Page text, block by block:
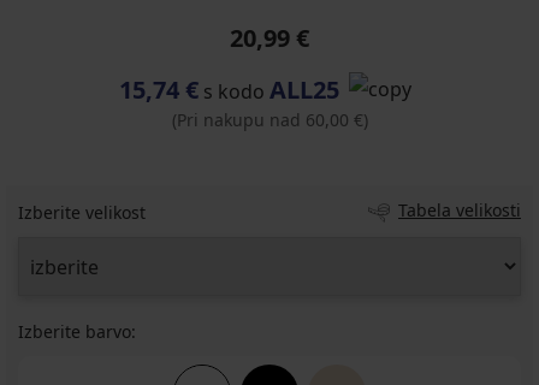
20,99 €
15,74 €s kodo ALL25
(Pri nakupu nad 60,00 €)
Izberite velikost Tabela velikosti
Izberite barvo: